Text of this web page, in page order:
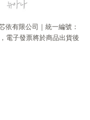
依有限公司｜統一編號：
電子發票將於商品出貨後